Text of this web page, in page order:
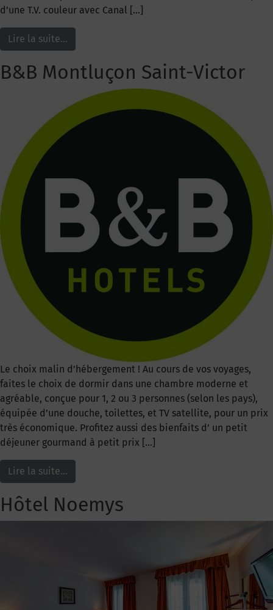
d’une T.V. couleur avec Canal […]
Lire la suite…
B&B Montluçon Saint-Victor
Le choix malin d’hébergement ! Au cours de vos voyages,
faites le choix de dormir dans une chambre moderne et
agréable, conçue pour 1, 2 ou 3 personnes (selon les pays),
équipée d’une douche, toilettes, et TV satellite, pour un prix
très économique. Profitez aussi des bienfaits d’ un petit
déjeuner gourmand à petit prix […]
Lire la suite…
Hôtel Noemys